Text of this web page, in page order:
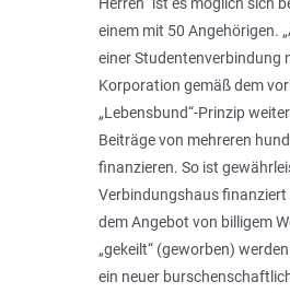
einem mit 50 Angehörigen.
einer Studentenverbindung
Korporation gemäß dem
„Lebensbund“-Prinzip
Beiträge von mehreren
finanzieren. So ist
Verbindungshaus
dem Angebot von billigem
„gekeilt“ (geworben)
ein neuer